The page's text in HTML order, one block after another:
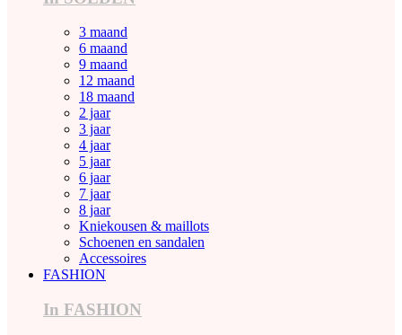
3 maand
6 maand
9 maand
12 maand
18 maand
2 jaar
3 jaar
4 jaar
5 jaar
6 jaar
7 jaar
8 jaar
Kniekousen & maillots
Schoenen en sandalen
Accessoires
FASHION
In FASHION